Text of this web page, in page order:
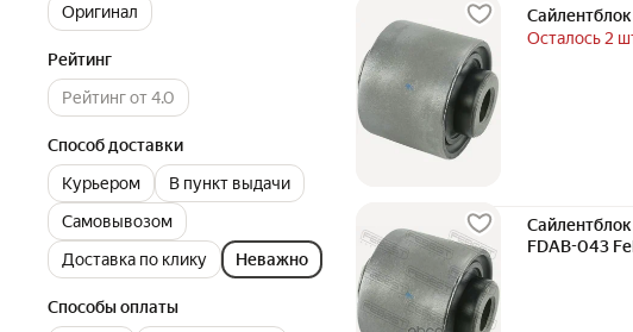
Оригинал
Рейтинг
Рейтинг от 4.0
Способ доставки
Курьером
В пункт выдачи
Самовывозом
Доставка по клику
Неважно
Способы оплаты
Сайлентблок
Осталось 2
Сайлентблок
FDAB-043